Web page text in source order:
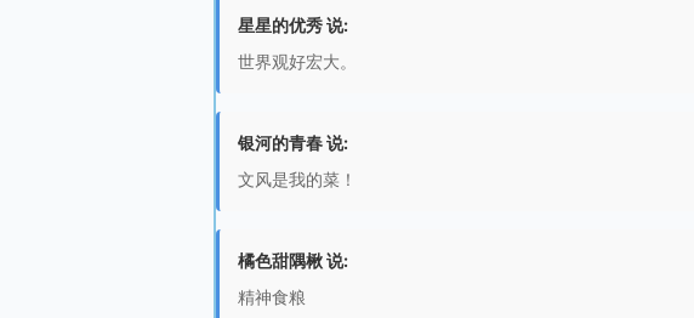
星星的优秀 说:
世界观好宏大。
银河的青春 说:
文风是我的菜！
橘色甜隅楸 说:
精神食粮